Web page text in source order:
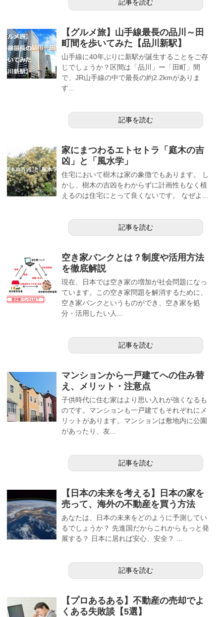
記事を読む
【グルメ旅】山手線最長の品川～田
町間を歩いてみた【品川新駅】
山手線に40年ぶりに新駅が誕生することをご存
じでしょうか？区間は「品川」ー「田町」間
で、JR山手線の中で最長の約2.2kmがありま
す...
記事を読む
家にまつわるエトセトラ「庭木の吉
凶」と「風水学」
住宅において樹木は家の象徴でもあります。 し
かし、樹木の吉凶をわからずに計画性もなく植
えるのは住宅にとって良くないです。 なぜよ...
記事を読む
空き家バンクとは？制度や活用方法
を徹底解説
現在、日本では空き家の増加が社会問題になっ
ています。この空き家問題を解消するために、
空き家バンクというものができ、空き家を処
分・活用したい人...
記事を読む
マンションから一戸建てへの住み替
え、メリット・注意点
子供時代に住む家はより思い入れが強くなるも
のです。マンションも一戸建てもそれぞれにメ
リットがあります。マンションは敷地内に公園
があったり、友...
記事を読む
【日本の未来を考える】日本の家を
売って、海外の不動産を買う方法
あなたは、日本の未来をどのように予測してい
るでしょうか？ 先進国だからこれからもっと発
展する？ 日本に居れば安心、安全？ ...
記事を読む
【プロあるある】不動産の売却でよ
くある失敗談【5選】